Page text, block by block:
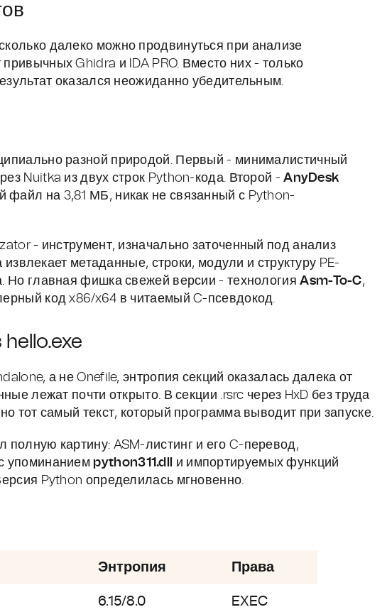
далеко можно продвинуться при анализе
Ghidra и IDA PRO. Вместо них - только
оказался неожиданно убедительным.
разной природой. Первый - минималистичный
Nuitka из двух строк Python-кода. Второй -AnyDesk
файл на 3,81 МБ, никак не связанный с Python-
- инструмент, изначально заточенный под анализ
метаданные, строки, модули и структуру PE-
Но главная фишка свежей версии - технологияAsm-To-C,
код x86/x64 в читаемый C-псевдокод.
а не Onefile, энтропия секций оказалась далека от
лежат почти открыто. В секции .rsrc через HxD без труда
тот самый текст, который программа выводит при запуске.
картину: ASM-листинг и его C-перевод,
упоминанием python311.dll
и импортируемых функций
Python определилась мгновенно.
Энтропия Права
6.15/8.0 EXEC